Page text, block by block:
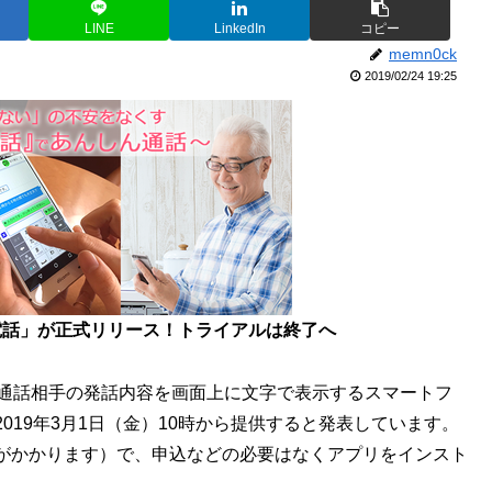
LINE LinkedIn コピー
memn0ck
2019/02/24 19:25
」が正式リリース！トライアルは終了へ
相手の発話内容を画面上に文字で表示するスマートフ
年3月1日（金）10時から提供すると発表しています。
かります）で、申込などの必要はなくアプリをインスト